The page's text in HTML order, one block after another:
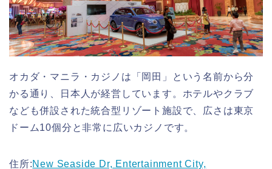
オカダ・マニラ・カジノは「岡田」という名前から分
かる通り、日本人が経営しています。ホテルやクラブ
なども併設された統合型リゾート施設で、広さは東京
ドーム10個分と非常に広いカジノです。
住所:New Seaside Dr, Entertainment City,